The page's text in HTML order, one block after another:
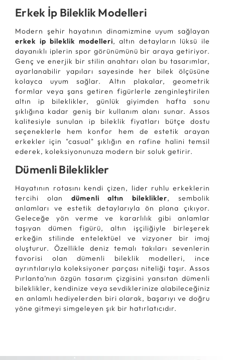
Erkek İp Bileklik Modelleri
Modern şehir hayatının dinamizmine uyum sağlayan
erkek ip bileklik modelleri, altın detayların lüksü ile
dayanıklı iplerin spor görünümünü bir araya getiriyor.
Genç ve enerjik bir stilin anahtarı olan bu tasarımlar,
ayarlanabilir yapıları sayesinde her bilek ölçüsüne
kolayca uyum sağlar. Altın plakalar, geometrik
formlar veya şans getiren figürlerle zenginleştirilen
altın ip bileklikler, günlük giyimden hafta sonu
şıklığına kadar geniş bir kullanım alanı sunar. Assos
kalitesiyle sunulan ip bileklik fiyatları bütçe dostu
seçeneklerle hem konfor hem de estetik arayan
erkekler için "casual" şıklığın en rafine halini temsil
ederek, koleksiyonunuza modern bir soluk getirir.
Dümenli Bileklikler
Hayatının rotasını kendi çizen, lider ruhlu erkeklerin
tercihi olan dümenli altın bileklikler, sembolik
anlamları ve estetik detaylarıyla ön plana çıkıyor.
Geleceğe yön verme ve kararlılık gibi anlamlar
taşıyan dümen figürü, altın işçiliğiyle birleşerek
erkeğin stilinde entelektüel ve vizyoner bir imaj
oluşturur. Özellikle deniz temalı takıları sevenlerin
favorisi olan dümenli bileklik modelleri, ince
ayrıntılarıyla koleksiyoner parçası niteliği taşır. Assos
Pırlanta’nın özgün tasarım çizgisini yansıtan dümenli
bileklikler, kendinize veya sevdiklerinize alabileceğiniz
en anlamlı hediyelerden biri olarak, başarıyı ve doğru
yöne gitmeyi simgeleyen şık bir hatırlatıcıdır.